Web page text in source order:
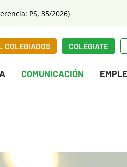
PS, 35/2026)
COLEGIADOS COLÉGIATE
COMUNICACIÓN